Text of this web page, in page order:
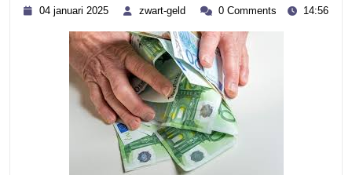
04 januari 2025
2025
zwart-geld
zwart- 0 Comments 14:56